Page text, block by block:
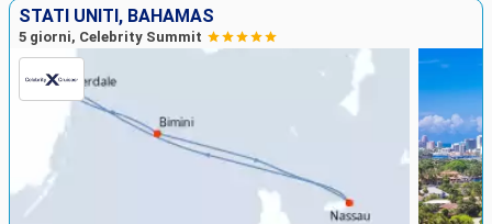
Mesi di partenza
Porti
STATI UNITI, BAHAMAS
5 giorni, Celebrity Summit